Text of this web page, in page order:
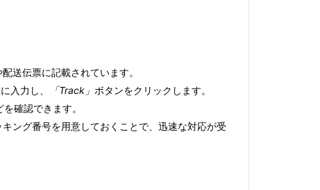
送伝票に記載されています。
入力し、 「Track」 ボタンをクリックします。
確認できます。
ング番号を用意しておくことで、迅速な対応が受